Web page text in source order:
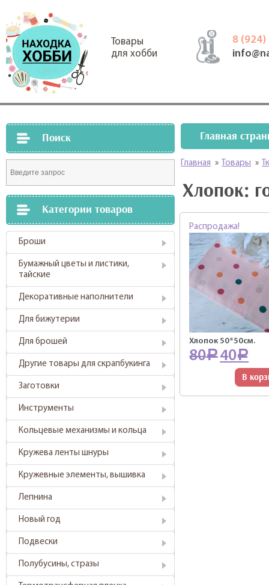
Товары
для хобби
8 (924)
Поиск
Категории товаров
Броши
Бумажный цветы и листики,
тайские
Декоративные наполнители
Для бижутерии
Для брошей
Другие товары для скрапбукинга
Заготовки
Инструменты
Кольцевые механизмы и кольца
Кружева ленты шнуры
Кружевные элементы, вышивка
Лепнина
Новый год
Подвески
Полубусины, стразы
Главная
Главная » Товары »
Хлопок:
Распродажа!
Хлопок 50*50см.
80Р 40Р
В